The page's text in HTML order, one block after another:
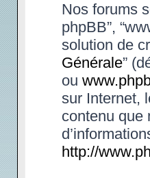
Nos forums
phpBB”,
solution de
Générale”
ou
sur Internet,
contenu que
http://